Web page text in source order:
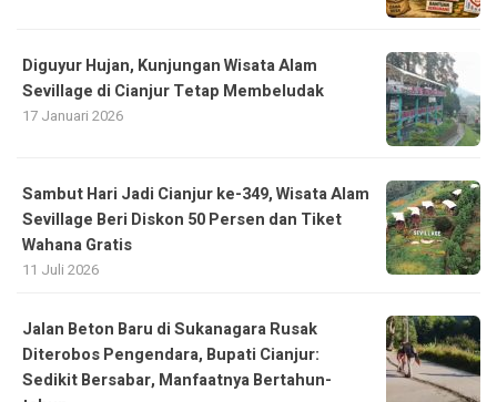
Diguyur Hujan, Kunjungan Wisata Alam
Sevillage di Cianjur Tetap Membeludak
17 Januari 2026
Sambut Hari Jadi Cianjur ke-349, Wisata Alam
Sevillage Beri Diskon 50 Persen dan Tiket
Wahana Gratis
11 Juli 2026
Jalan Beton Baru di Sukanagara Rusak
Diterobos Pengendara, Bupati Cianjur:
Sedikit Bersabar, Manfaatnya Bertahun-